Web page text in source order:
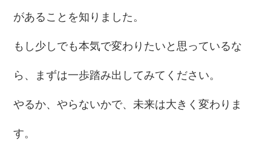
があることを知りました。
もし少しでも本気で変わりたいと思っているな
ら、まずは一歩踏み出してみてください。
やるか、やらないかで、未来は大きく変わりま
す。